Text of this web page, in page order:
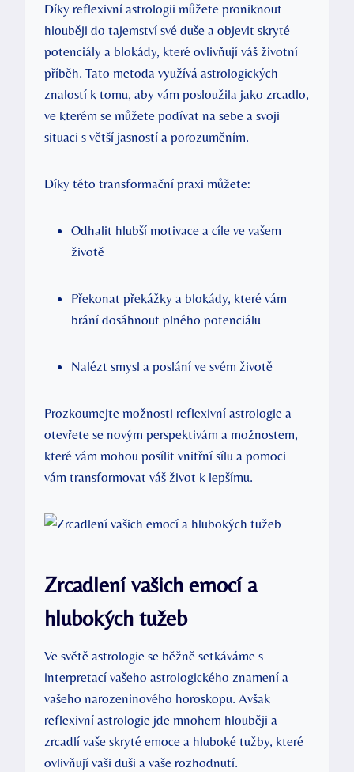
Díky reflexivní astrologii můžete proniknout ​
hlouběji do tajemství své duše a objevit skryté
potenciály‍ a blokády, které ovlivňují váš životní
příběh. Tato metoda využívá astrologických
znalostí ​k tomu,‍ aby vám posloužila jako zrcadlo,
⁣ve kterém se můžete podívat na⁢ sebe​ a svoji
situaci ‍s⁣ větší jasností a porozuměním.
Díky této transformační praxi můžete:
Odhalit hlubší ⁢motivace a cíle ve‌ vašem‌
životě
Překonat překážky a ‍blokády, které vám
‌brání ⁢dosáhnout plného potenciálu
Nalézt smysl a poslání ve ⁢svém ‌životě
Prozkoumejte možnosti reflexivní ⁣astrologie a
otevřete se novým perspektivám ‌a možnostem,
které vám mohou⁣ posílit vnitřní sílu a pomoci⁣
vám ‌transformovat váš život k‌ lepšímu.
Zrcadlení ​vašich emocí a
hlubokých tužeb
Ve světě astrologie se běžně setkáváme s
interpretací vašeho astrologického znamení a
vašeho narozeninového horoskopu. Avšak
reflexivní astrologie jde mnohem ⁢hlouběji a
zrcadlí‍ vaše skryté emoce ‍a hluboké tužby, které
‌ovlivňují ⁤vaši duši a vaše rozhodnutí.